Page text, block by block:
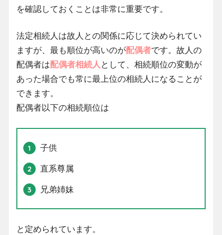
を確認しておくことは非常に重要です。
法定相続人は故人との関係に応じて決められてい
ますが、最も順位が高いのが配偶者です。故人の
配偶者は配偶者相続人 として、相続順位の変動が
あった場合でも常に最上位の相続人になることが
できます。
配偶者以下の相続順位は
子供
直系尊属
兄弟姉妹
と定められています。